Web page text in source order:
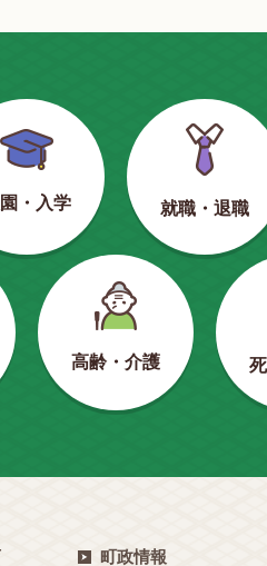
・入学 就職・退職
高齢・介護
町政情報